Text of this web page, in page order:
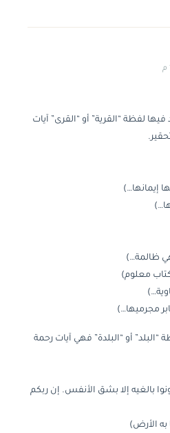
لفظة “القرية” أو “القرى” آيات
إيمانها…)
ظالمة…)
كتاب معلوم)
مجرميها…)
“البلد” أو “البلدة” فهي آيات رحمة
بالغيه إلا بشق الأنفس. إن ربكم
به الأرض)